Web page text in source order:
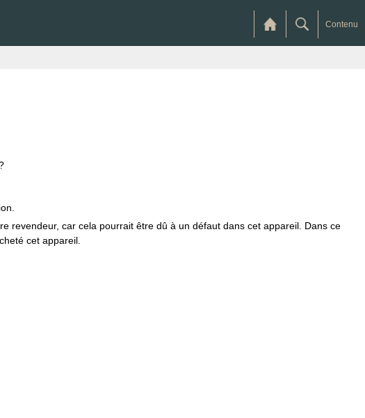
Contenu
revendeur, car cela pourrait être dû à un défaut dans cet appareil. Dans ce
cet appareil.